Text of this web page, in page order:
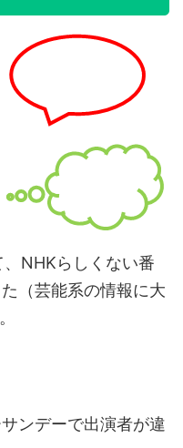
NHKらしくない番
（芸能系の情報に大
ンデーで出演者が違